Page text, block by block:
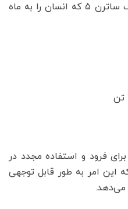
*ارتفاع: 120 متر (بلندتر از موشک ساترن 5 که انسان را به ماه
فرود و استفاده مجدد در
این امر به طور قابل توجهی
می‌دهد.